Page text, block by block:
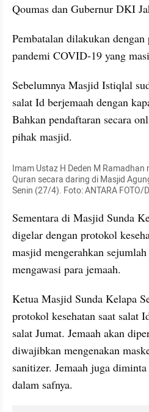
Qoumas dan Gubernur DKI
Pembatalan dilakukan dengan
pandemi COVID-19 yang
Sebelumnya Masjid Istiqlal
salat Id berjemaah dengan
Bahkan pendaftaran secara
pihak masjid.
Imam Ustaz H Deden M
Quran secara daring di Masjid
Senin (27/4). Foto: ANTARA FOTO/
Sementara di Masjid Sunda
digelar dengan protokol
masjid mengerahkan
mengawasi para jemaah.
Ketua Masjid Sunda Kelapa
protokol kesehatan saat salat
salat Jumat. Jemaah akan
diwajibkan mengenakan
sanitizer. Jemaah juga
dalam safnya.